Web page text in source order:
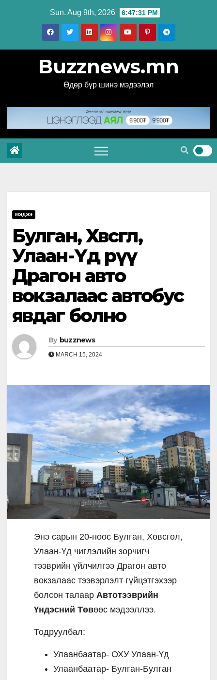
Sun. Aug 9th, 2026 6:47:32 PM
Buzznews.mn
Өдөр бүр шинэ мэдээлэл
МЭДЭЭ
Булган, Хөвсгөл,
Улаан-Үд рүү
Драгон авто
вокзалаас автобус
явдаг болно
By buzznews
MARCH 15, 2024
Энэ сарын 20-ноос Булган, Хөвсгөл,
Улаан-Үд чиглэлийн зорчигч
тээврийн үйлчилгээ Драгон авто
вокзалаас тээвэрлэлт гүйцэтгэхээр
болсон талаар Автотээврийн
Үндэсний Төвөөс мэдээллээ.
Тодруулбал:
Улаанбаатар- ОХУ Улаан-Үд
Улаанбаатар- Булган-Булган